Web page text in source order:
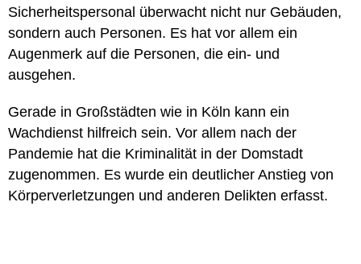
Sicherheitspersonal überwacht nicht nur Gebäuden,
sondern auch Personen. Es hat vor allem ein
Augenmerk auf die Personen, die ein- und
ausgehen.
Gerade in Großstädten wie in Köln kann ein
Wachdienst hilfreich sein. Vor allem nach der
Pandemie hat die Kriminalität in der Domstadt
zugenommen. Es wurde ein deutlicher Anstieg von
Körperverletzungen und anderen Delikten erfasst.